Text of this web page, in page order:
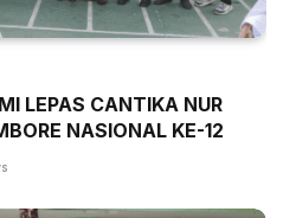
LEPAS CANTIKA NUR
NASIONAL KE-12